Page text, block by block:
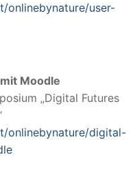
onlinebynature/user-
Moodle
„Digital Futures
onlinebynature/digital-